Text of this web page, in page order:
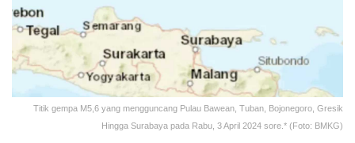
Titik gempa M5,6 yang mengguncang Pulau Bawean, Tuban, Bojonegoro, Gresik
Hingga Surabaya pada Rabu, 3 April 2024 sore.* (Foto: BMKG)